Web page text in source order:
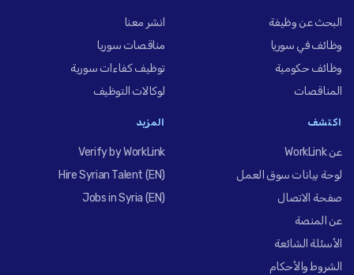
البحث عن وظيفة
وظائف في سوريا
وظائف حكومية
المناقصات
انشر معنا
مناقصات سوريا
توظيف كفاءات سورية
لوكالات التوظيف
اكتشف
عن WorkLink
لوحة بيانات سوق العمل
صفحة الاتصال
عن المنصة
الأسئلة الشائعة
الشروط والأحكام
المزيد
Verify by WorkLink
Hire Syrian Talent (EN)
Jobs in Syria (EN)